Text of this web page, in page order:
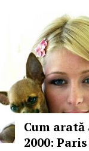
Cum
2000: